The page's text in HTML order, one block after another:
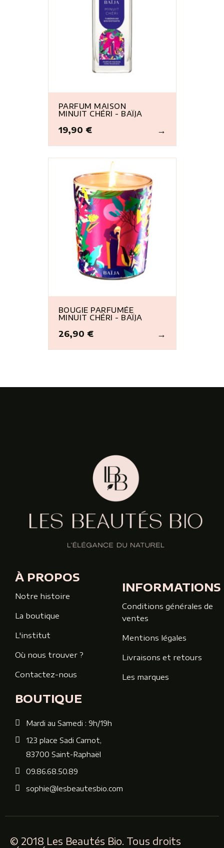
PARFUM MAISON
MINUIT CHÉRI - BAÏJA
Prix
19,90 €
BOUGIE PARFUMÉE
MINUIT CHÉRI - BAÏJA
Prix
26,90 €
À PROPOS
Notre histoire
La boutique
L'institut
Où nous trouver ?
Contactez-nous
INFORMATIONS
Conditions générales de
ventes
Mentions légales
Livraisons et retours
Les marques
BOUTIQUE
Mardi au Samedi : 9h/19h
123 place Sadi Carnot,
83700 Saint-Raphaël
09.86.68.50.89
sophie@lesbeautesbio.com
© 2018 Les Beautés Bio. Tous droits